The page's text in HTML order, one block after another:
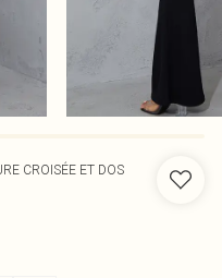
CROISÉE ET DOS